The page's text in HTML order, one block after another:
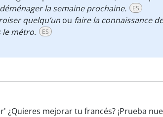
la semaine prochaine.
ES
quelqu’un ou faire la connaissance
le métro. ES
¿Quieres mejorar tu francés? ¡Prueba